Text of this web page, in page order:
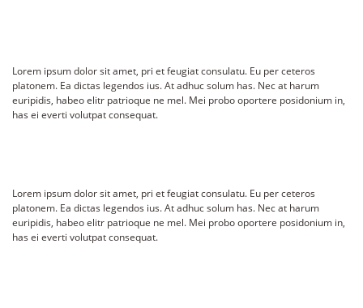
Lorem ipsum dolor sit amet, pri et feugiat consulatu. Eu per ceteros
platonem. Ea dictas legendos ius. At adhuc solum has. Nec at harum
euripidis, habeo elitr patrioque ne mel. Mei probo oportere posidonium in,
has ei everti volutpat consequat.
Lorem ipsum dolor sit amet, pri et feugiat consulatu. Eu per ceteros
platonem. Ea dictas legendos ius. At adhuc solum has. Nec at harum
euripidis, habeo elitr patrioque ne mel. Mei probo oportere posidonium in,
has ei everti volutpat consequat.